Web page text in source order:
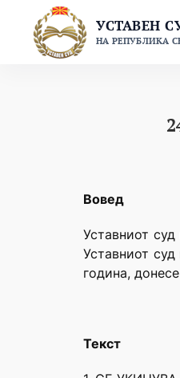
content
УСТАВЕН
НА РЕПУБЛИКА
Вовед
Уставниот
Уставниот
година, донесе
Текст